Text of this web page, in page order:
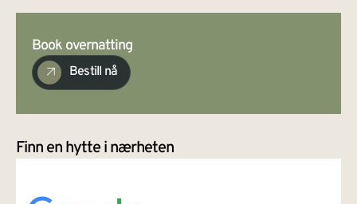
Book overnatting
Bestill nå
Finn en hytte i nærheten